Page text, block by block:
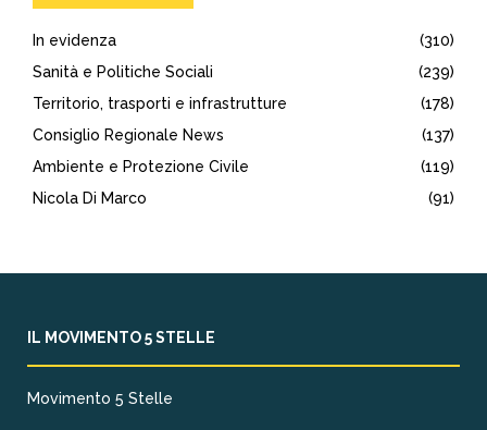
In evidenza
(310)
Sanità e Politiche Sociali
(239)
Territorio, trasporti e infrastrutture
(178)
Consiglio Regionale News
(137)
Ambiente e Protezione Civile
(119)
Nicola Di Marco
(91)
IL MOVIMENTO 5 STELLE
Movimento 5 Stelle